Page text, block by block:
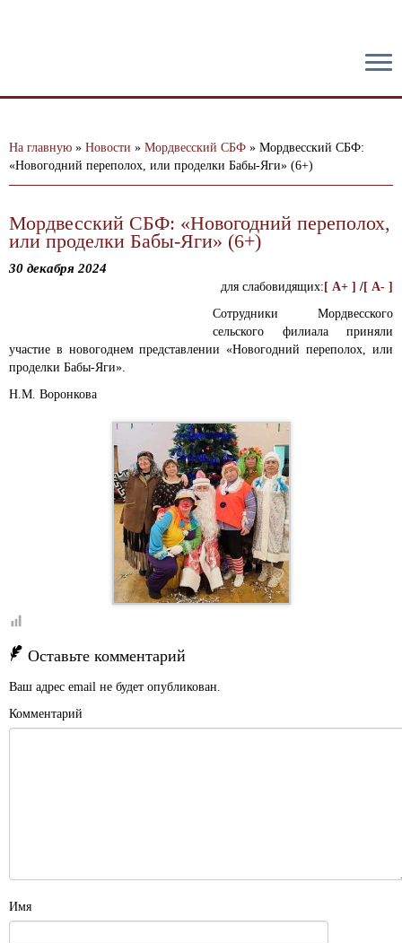
На главную » Новости » Мордвесский СБФ » Мордвесский СБФ:
«Новогодний переполох, или проделки Бабы-Яги» (6+)
Мордвесский СБФ: «Новогодний переполох,
или проделки Бабы-Яги» (6+)
30 декабря 2024
для слабовидящих: [ A+ ] /[ A- ]
Сотрудники Мордвесского
сельского филиала приняли
участие в новогоднем представлении «Новогодний переполох, или
проделки Бабы-Яги».
Н.М. Воронкова
Оставьте комментарий
Ваш адрес email не будет опубликован.
Комментарий
Имя